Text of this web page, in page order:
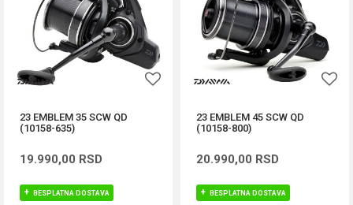
23 EMBLEM 35 SCW QD
(10158-635)
19.990,00 RSD
BESPLATNA DOSTAVA
23 EMBLEM 45 SCW QD
(10158-800)
20.990,00 RSD
BESPLATNA DOSTAVA